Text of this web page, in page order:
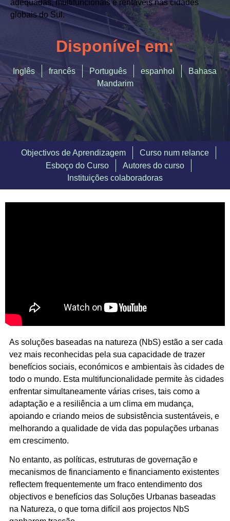
Economia Circular
Planeamento Urbano Integrado
Bairros verdes e prósperos
Soluções baseadas na natureza
Biodiversidade Urbana
INICIAR SESSÃO
REGISTE-SE
adequadas, multifuncionais e rentáveis nas cidades
globais do Sul.
Disponível em:
Inglês francês Português espanhol
Bahasa
Mandarim
Objectivos de Aprendizagem
Curso num relance
Esboço do Curso
Autores do curso
Instituições colaboradoras
As soluções baseadas na natureza (NbS) estão a ser cada
vez mais reconhecidas pela sua capacidade de trazer
benefícios sociais, económicos e ambientais às cidades de
todo o mundo. Esta multifuncionalidade permite às cidades
enfrentar simultaneamente várias crises, tais como a
adaptação e a resiliência a um clima em mudança,
apoiando e criando meios de subsistência sustentáveis, e
melhorando a qualidade de vida das populações urbanas
em crescimento.
No entanto, as políticas, estruturas de governação e
mecanismos de financiamento e financiamento existentes
reflectem frequentemente um fraco entendimento dos
objectivos e benefícios das Soluções Urbanas baseadas
na Natureza, o que torna difícil aos projectos NbS